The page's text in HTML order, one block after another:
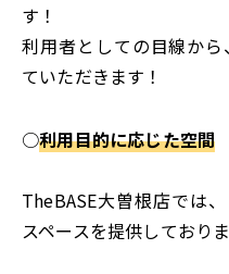
す！
利用者としての目線か
ていただきます！
○利用目的に応じた空間
TheBASE大曽根店では
スペースを提供しており